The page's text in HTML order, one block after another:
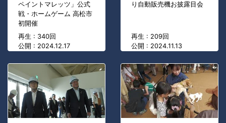
ペイントマレッツ」公式
戦・ホームゲーム 高松市
初開催
再生 : 340回
公開 : 2024.12.17
り自動販売機お披露目会
再生 : 209回
公開 : 2024.11.13